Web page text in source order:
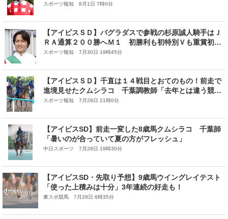
スポーツ報知 8月1日 7時0分
【アイビスＳＤ】バグラダスで参戦の杉原誠人騎手はＪ
ＲＡ通算２００勝へＭ１ 初勝利も初特別Ｖも重賞初Ｖ
も千直
スポーツ報知 7月30日 19時45分
【アイビスＳＤ】千直は１４戦目とおてのもの！前走で
進境見せたクムシラコ 千葉調教師「去年とは違う競馬
が...」
スポーツ報知 7月28日 21時0分
【アイビスSD】前走一変した8歳馬クムシラコ 千葉師
「暑いのが合っていて夏の方がフレッシュ」
中日スポーツ 7月28日 19時30分
【アイビスSD・先取り予想】9歳馬ウイングレイテスト
「使った上積みは十分」3年連続の好走も！
東スポ競馬 7月28日 6時35分